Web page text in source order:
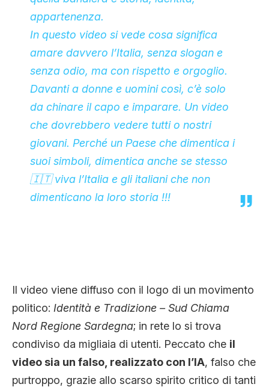
appartenenza.
In questo video si vede cosa significa
amare davvero l’Italia, senza slogan e
senza odio, ma con rispetto e orgoglio.
Davanti a donne e uomini così, c’è solo
da chinare il capo e imparare. Un video
che dovrebbero vedere tutti o nostri
giovani. Perché un Paese che dimentica i
suoi simboli, dimentica anche se stesso
🇮🇹 viva l’Italia e gli italiani che non
dimenticano la loro storia !!!
Il video viene diffuso con il logo di un movimento
politico: Identità e Tradizione – Sud Chiama
Nord Regione Sardegna; in rete lo si trova
condiviso da migliaia di utenti. Peccato che il
video sia un falso, realizzato con l’IA, falso che
purtroppo, grazie allo scarso spirito critico di tanti